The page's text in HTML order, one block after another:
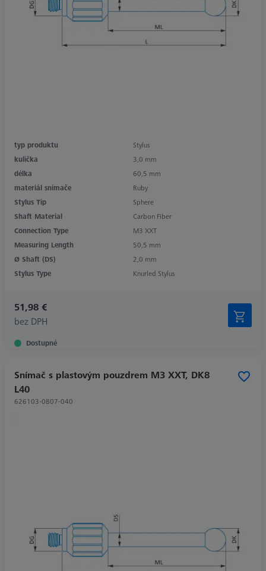
typ produktu
Stylus
kulička
3,0 mm
délka
60,5 mm
materiál snímače
Ruby
Stylus Tip
Sphere
Shaft Material
Carbon Fiber
Connection Type
M3 XXT
Measuring Length
50,5 mm
Ø Shaft (DS)
2,0 mm
Stylus Type
Knurled Stylus
51,98 €
bez DPH
Dostupné
Snímač s plastovým pouzdrem M3 XXT, DK8
L40
626103-0807-040